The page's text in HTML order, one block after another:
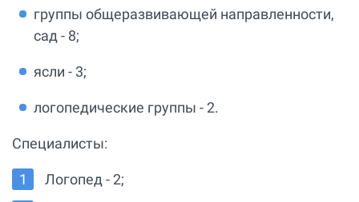
группы общеразвивающей направленности,
сад - 8;
ясли - 3;
логопедические группы - 2.
Специалисты:
Логопед - 2;